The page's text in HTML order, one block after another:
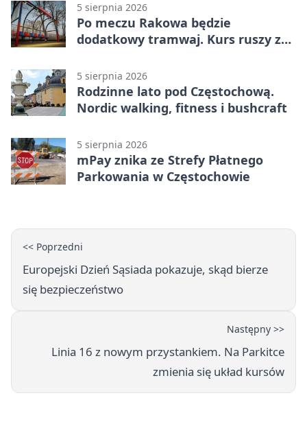
5 sierpnia 2026
Po meczu Rakowa będzie
dodatkowy tramwaj. Kurs ruszy ze
5 sierpnia 2026
Rodzinne lato pod Częstochową.
Nordic walking, fitness i bushcraft
5 sierpnia 2026
mPay znika ze Strefy Płatnego
Parkowania w Częstochowie
<< Poprzedni
Europejski Dzień Sąsiada pokazuje, skąd bierze
się bezpieczeństwo
Następny >>
Linia 16 z nowym przystankiem. Na Parkitce
zmienia się układ kursów